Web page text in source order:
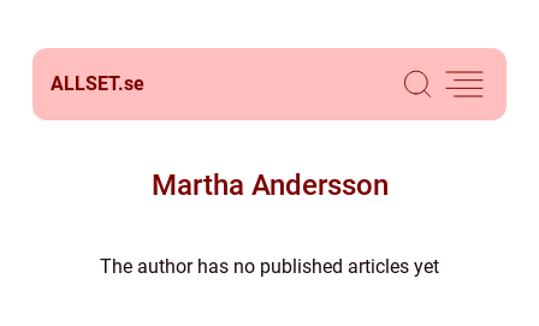
ALLSET.se
Martha Andersson
The author has no published articles yet